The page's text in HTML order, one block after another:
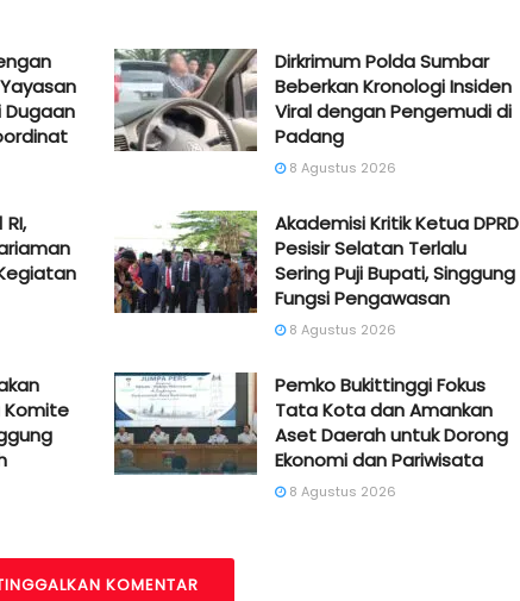
Dugaan
Dirkrimum Polda Sumbar
Beberkan Kronologi Insiden
Viral dengan Pengemudi di
Padang
8 Agustus 2026
Akademisi Kritik Ketua DPRD
Pesisir Selatan Terlalu
Sering Puji Bupati, Singgung
Fungsi Pengawasan
8 Agustus 2026
Komite
Pemko Bukittinggi Fokus
Tata Kota dan Amankan
Aset Daerah untuk Dorong
Ekonomi dan Pariwisata
8 Agustus 2026
KOMENTAR